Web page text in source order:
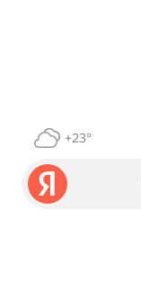
+23°